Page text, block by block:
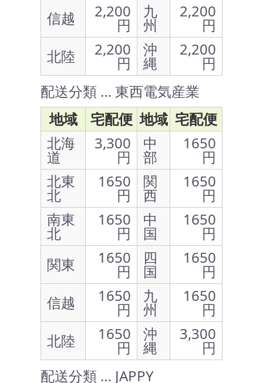
信越
2,200
円
九
州
2,200
円
北陸
2,200
円
沖
縄
2,200
円
配送分類 … 東西電気産業
地域
宅配便 地域 宅配便
北海
道
3,300
円
中
部
1650
円
北東
北
1650
円
関
西
1650
円
南東
北
1650
円
中
国
1650
円
関東
1650
円
四
国
1650
円
信越
1650
円
九
州
1650
円
北陸
1650
円
沖
縄
3,300
円
配送分類 … JAPPY